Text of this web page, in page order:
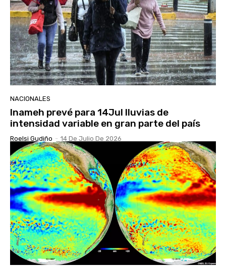
NACIONALES
Inameh prevé para 14Jul lluvias de
intensidad variable en gran parte del país
Roelsi Gudiño - 14 De Julio De 2026